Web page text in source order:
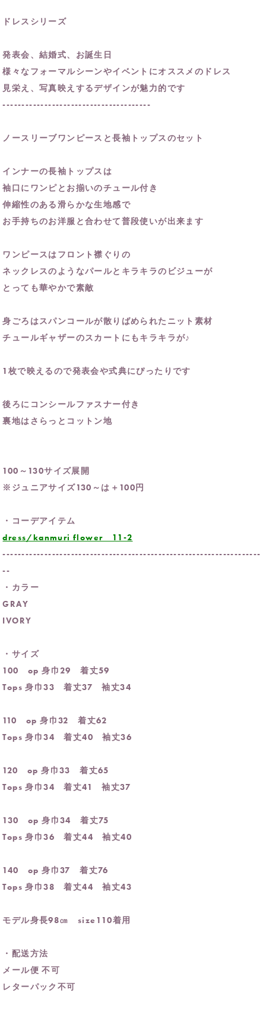
ドレスシリーズ
発表会、結婚式、お誕生日
様々なフォーマルシーンやイベントにオススメのドレス
見栄え、写真映えするデザインが魅力的です
---------------------------------------
ノースリーブワンピースと長袖トップスのセット
インナーの長袖トップスは
袖口にワンピとお揃いのチュール付き
伸縮性のある滑らかな生地感で
お手持ちのお洋服と合わせて普段使いが出来ます
ワンピースはフロント襟ぐりの
ネックレスのようなパールとキラキラのビジューが
とっても華やかで素敵
身ごろはスパンコールが散りばめられたニット素材
チュールギャザーのスカートにもキラキラが♪
1枚で映えるので発表会や式典にぴったりです
後ろにコンシールファスナー付き
裏地はさらっとコットン地
100～130サイズ展開
※ジュニアサイズ130～は＋100円
・コーデアイテム
dress/kanmuri flower 11-2
--------------------------------------------------------------------
--
・カラー
GRAY
IVORY
・サイズ
100 op 身巾29 着丈59
Tops 身巾33 着丈37 袖丈34
110 op 身巾32 着丈62
Tops 身巾34 着丈40 袖丈36
120 op 身巾33 着丈65
Tops 身巾34 着丈41 袖丈37
130 op 身巾34 着丈75
Tops 身巾36 着丈44 袖丈40
140 op 身巾37 着丈76
Tops 身巾38 着丈44 袖丈43
モデル身長98㎝ size110着用
・配送方法
メール便 不可
レターパック不可